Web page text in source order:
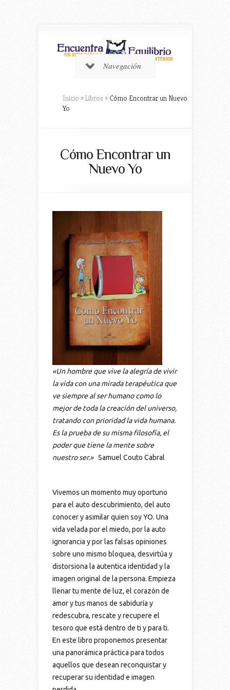
Navegación
Inicio »Libros » Cómo Encontrar un Nuevo
Yo
Cómo Encontrar un
Nuevo Yo
«Un hombre que vive la alegría de vivir
la vida con una mirada terapéutica que
ve siempre al ser humano como lo
mejor de toda la creación del universo,
tratando con prioridad la vida humana.
Es la prueba de su misma filosofía, el
poder que tiene la mente sobre
nuestro ser.» Samuel Couto Cabral
Vivemos un momento muy oportuno
para el auto descubrimiento, del auto
conocer y asimilar quien soy YO. Una
vida velada por el miedo, por la auto
ignorancia y por las falsas opiniones
sobre uno mismo bloquea, desvirtúa y
distorsiona la autentica identidad y la
imagen original de la persona. Empieza
llenar tu mente de luz, el corazón de
amor y tus manos de sabiduría y
redescubra, rescate y recupere el
tesoro que está dentro de ti y para ti.
En este libro proponemos presentar
una panorámica práctica para todos
aquellos que desean reconquistar y
recuperar su identidad e imagen